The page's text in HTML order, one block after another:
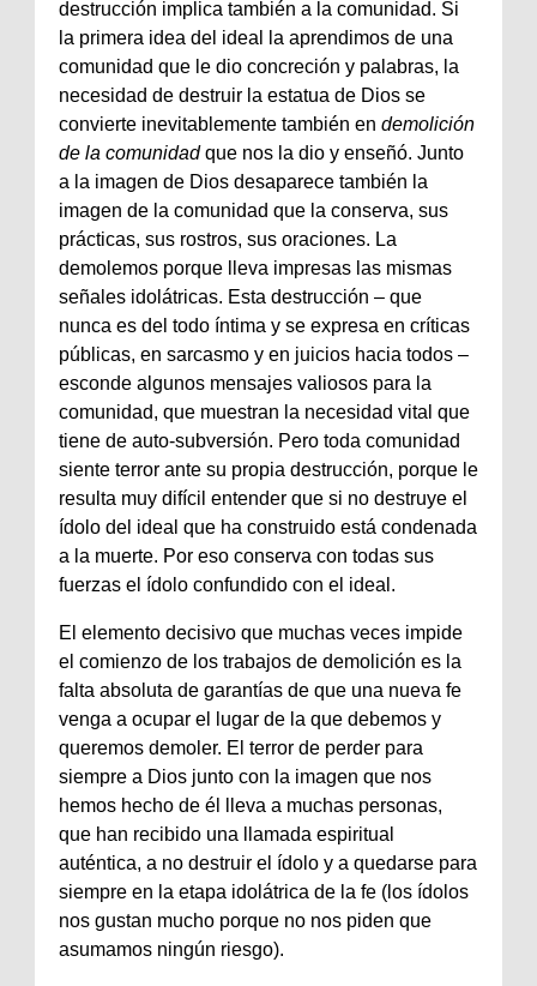
destrucción implica también a la comunidad. Si
la primera idea del ideal la aprendimos de una
comunidad que le dio concreción y palabras, la
necesidad de destruir la estatua de Dios se
convierte inevitablemente también en demolición
de la comunidadque nos la dio y enseñó. Junto
a la imagen de Dios desaparece también la
imagen de la comunidad que la conserva, sus
prácticas, sus rostros, sus oraciones. La
demolemos porque lleva impresas las mismas
señales idolátricas. Esta destrucción – que
nunca es del todo íntima y se expresa en críticas
públicas, en sarcasmo y en juicios hacia todos –
esconde algunos mensajes valiosos para la
comunidad, que muestran la necesidad vital que
tiene de auto-subversión. Pero toda comunidad
siente terror ante su propia destrucción, porque le
resulta muy difícil entender que si no destruye el
ídolo del ideal que ha construido está condenada
a la muerte. Por eso conserva con todas sus
fuerzas el ídolo confundido con el ideal.
El elemento decisivo que muchas veces impide
el comienzo de los trabajos de demolición es la
falta absoluta de garantías de que una nueva fe
venga a ocupar el lugar de la que debemos y
queremos demoler. El terror de perder para
siempre a Dios junto con la imagen que nos
hemos hecho de él lleva a muchas personas,
que han recibido una llamada espiritual
auténtica, a no destruir el ídolo y a quedarse para
siempre en la etapa idolátrica de la fe (los ídolos
nos gustan mucho porque no nos piden que
asumamos ningún riesgo).